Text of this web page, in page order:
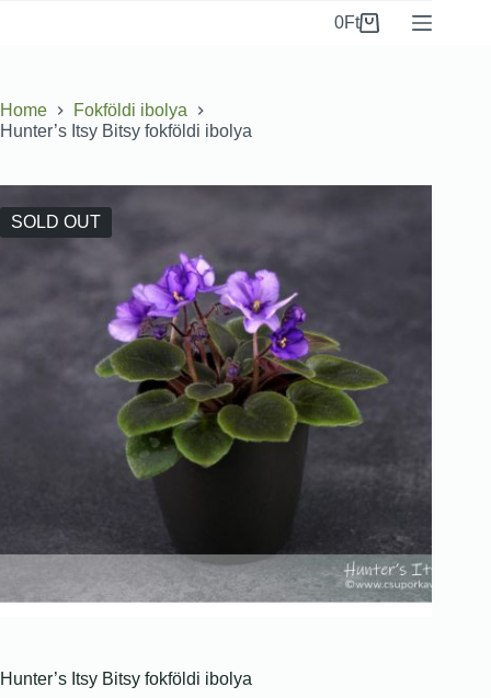
0Ft
Home
Fokföldi ibolya
Hunter’s Itsy Bitsy fokföldi ibolya
SOLD OUT
Hunter’s Itsy Bitsy fokföldi ibolya